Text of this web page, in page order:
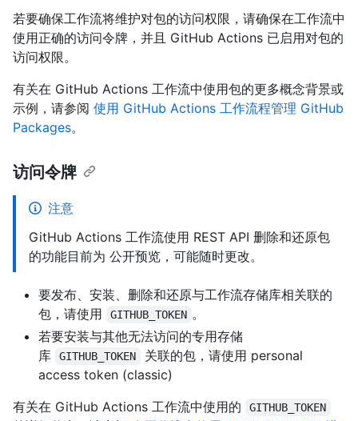
若要确保工作流将维护对包的访问权限，请确保在工作流中
使用正确的访问令牌，并且 GitHub Actions 已启用对包的
访问权限。
有关在 GitHub Actions 工作流中使用包的更多概念背景或
示例，请参阅 使用 GitHub Actions 工作流程管理 GitHub
Packages。
访问令牌
注意
GitHub Actions 工作流使用 REST API 删除和还原包
的功能目前为 公开预览，可能随时更改。
要发布、安装、删除和还原与工作流存储库相关联的
包，请使用
GITHUB_TOKEN 。
若要安装与其他无法访问的专用存储
库
GITHUB_TOKEN
关联的包，请使用 personal
access token (classic)
有关在 GitHub Actions 工作流中使用的
GITHUB_TOKEN